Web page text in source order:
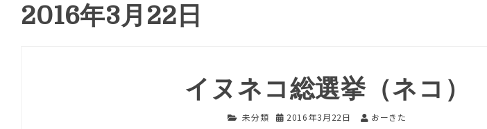
2016年3月22日
イヌネコ総選挙（ネコ）
未分類 2016年3月22日 おーきた